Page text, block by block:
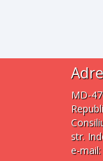
MD-
str.
e-mail: